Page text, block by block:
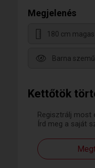
Kettőtök
Regisztrálj most
Írd meg a saját
Megjelenés
180 cm magas
Barna szemű